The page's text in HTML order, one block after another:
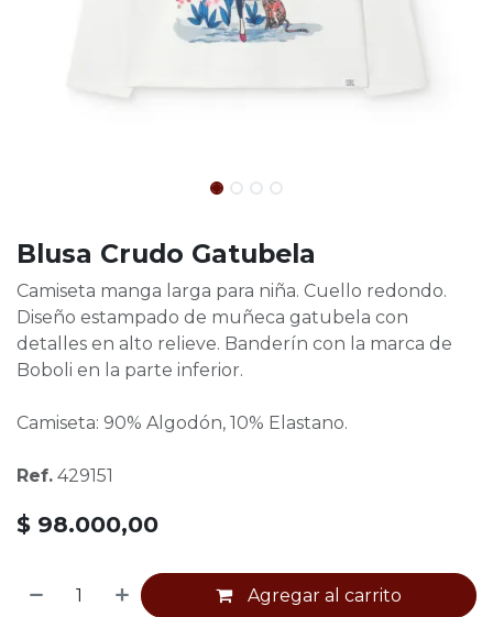
Blusa Crudo Gatubela
Camiseta manga larga para niña. Cuello redondo.
Diseño estampado de muñeca gatubela con
detalles en alto relieve. Banderín con la marca de
Boboli en la parte inferior.
Camiseta: 90% Algodón, 10% Elastano.
Ref. 429151
$ 98.000,00
Agregar al carrito